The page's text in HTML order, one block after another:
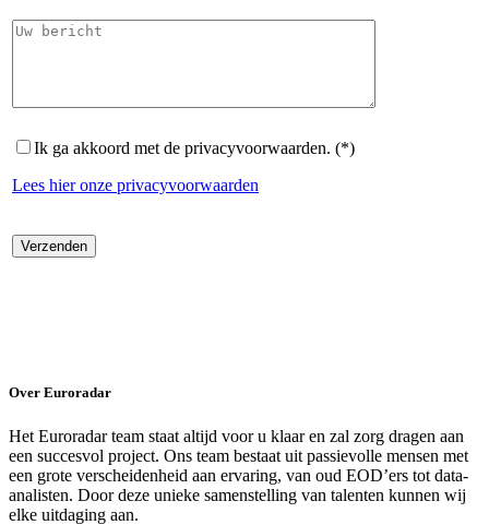
Ik ga akkoord met de privacyvoorwaarden. (*)
Lees hier onze privacyvoorwaarden
Over Euroradar
Het Euroradar team staat altijd voor u klaar en zal zorg dragen aan
een succesvol project. Ons team bestaat uit passievolle mensen met
een grote verscheidenheid aan ervaring, van oud EOD’ers tot data-
analisten. Door deze unieke samenstelling van talenten kunnen wij
elke uitdaging aan.